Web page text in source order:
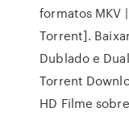
formatos MKV
Torrent].
Dublado e
Torrent
HD Filme